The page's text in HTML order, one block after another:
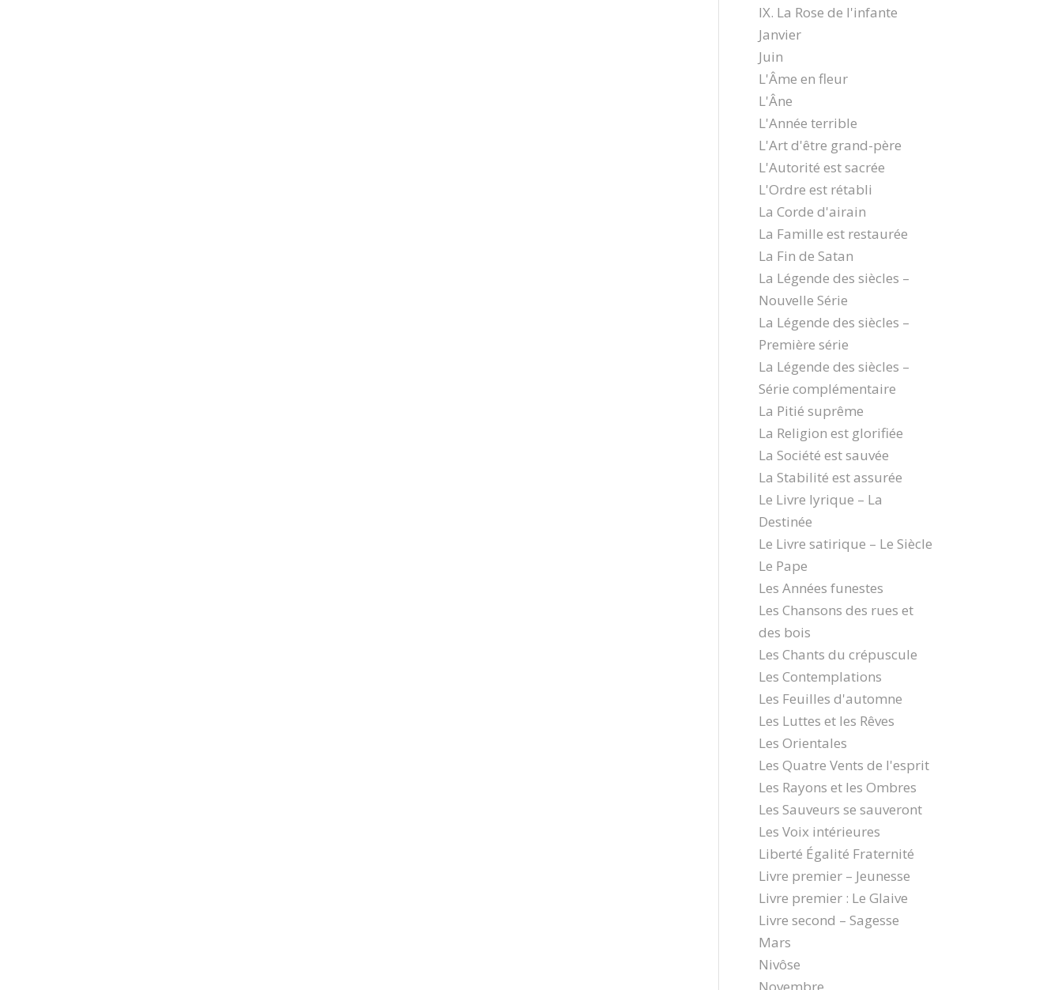
IX. La Rose de l'infante
Janvier
Juin
L'Âme en fleur
L'Âne
L'Année terrible
L'Art d'être grand-père
L'Autorité est sacrée
L'Ordre est rétabli
La Corde d'airain
La Famille est restaurée
La Fin de Satan
La Légende des siècles –
Nouvelle Série
La Légende des siècles –
Première série
La Légende des siècles –
Série complémentaire
La Pitié suprême
La Religion est glorifiée
La Société est sauvée
La Stabilité est assurée
Le Livre lyrique – La
Destinée
Le Livre satirique – Le Siècle
Le Pape
Les Années funestes
Les Chansons des rues et
des bois
Les Chants du crépuscule
Les Contemplations
Les Feuilles d'automne
Les Luttes et les Rêves
Les Orientales
Les Quatre Vents de l'esprit
Les Rayons et les Ombres
Les Sauveurs se sauveront
Les Voix intérieures
Liberté Égalité Fraternité
Livre premier – Jeunesse
Livre premier : Le Glaive
Livre second – Sagesse
Mars
Nivôse